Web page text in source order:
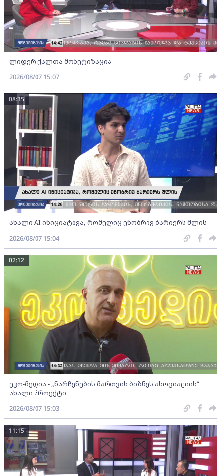
ლიდერ ქალთა მონეტიზაცია
2026/08/07 15:07
ახალი AI ინიციატივა, რომელიც ენობრივ ბარიერს შლის
08:35
2026/08/07 15:04
ეკო-მედია - „ნარჩენების მართვის ბიზნეს ასოციაციის”
ახალი პროექტი
02:12
2026/08/07 15:03
11:15